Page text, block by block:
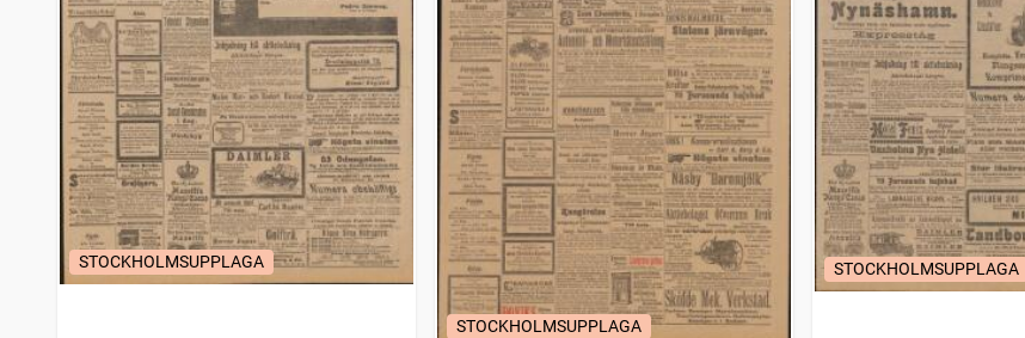
STOCKHOLMSUPPLAGA
STOCKHOLMSUPPLAGA
STOCKHOLMSUPPLAGA